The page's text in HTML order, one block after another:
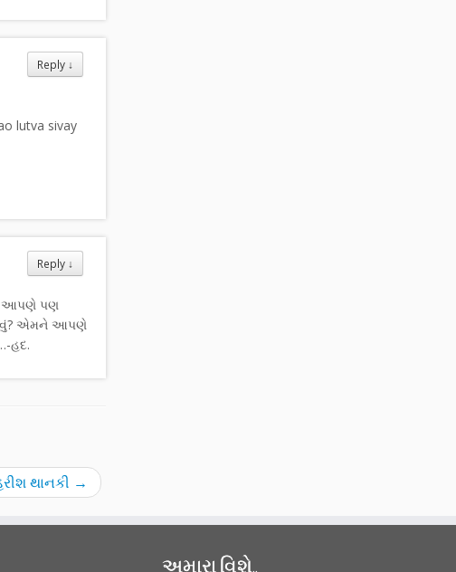
Reply ↓
lutva sivay
Reply ↓
આપણે પણ
એમને આપણે
હદ.
થાનકી →
અમારા વિશે..